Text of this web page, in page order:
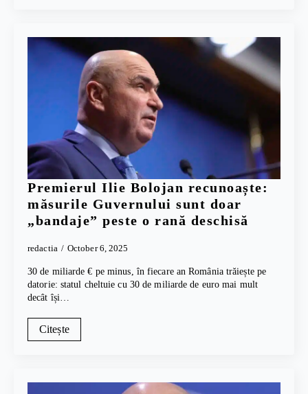
Premierul Ilie Bolojan recunoaște:
măsurile Guvernului sunt doar
„bandaje” peste o rană deschisă
redactia October 6, 2025
30 de miliarde € pe minus, în fiecare an România trăiește pe
datorie: statul cheltuie cu 30 de miliarde de euro mai mult
decât își…
Citește